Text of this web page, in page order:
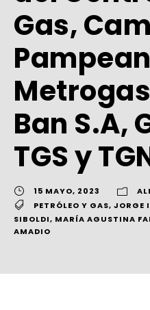
Gas,
Ban S.A,
TGS y
15 MAYO, 2023
PETRÓLEO Y GAS, JORGE
SIBOLDI, MARÍA AGUSTINA
AMADIO